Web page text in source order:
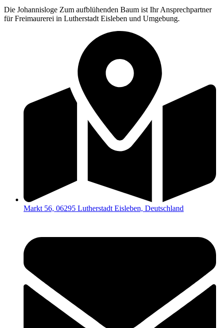
Die Johannisloge Zum aufblühenden Baum ist Ihr Ansprechpartner
für Freimaurerei in Lutherstadt Eisleben und Umgebung.
Markt 56, 06295 Lutherstadt Eisleben, Deutschland